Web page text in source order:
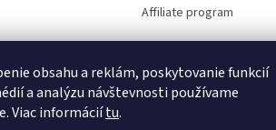
obsahu a reklám, poskytovanie funkcií
a analýzu návštevnosti používame
Viac informáciítu.
Affiliate program